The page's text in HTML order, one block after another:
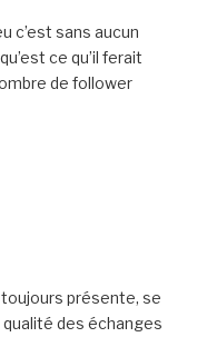
c’est sans aucun
ce qu’il ferait
de follower
présente, se
des échanges